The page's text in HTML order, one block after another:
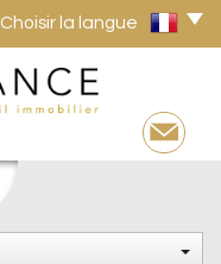
Choisir la langue